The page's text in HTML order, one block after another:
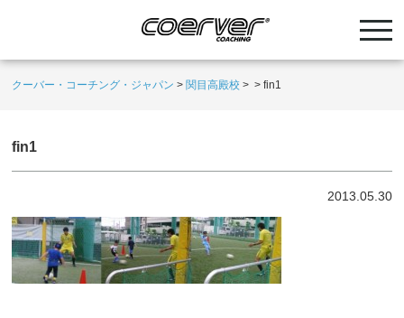
クーバー・コーチング・ジャパン > 関目高殿校 > >fin1
fin1
2013.05.30